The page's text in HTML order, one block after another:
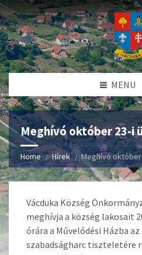
MENU
Meghívó október 23-i
Home Hírek Meghívó
Vácduka Község
meghívja a község lakosait
órára a Művelődési Házba
szabadságharc tiszteletére